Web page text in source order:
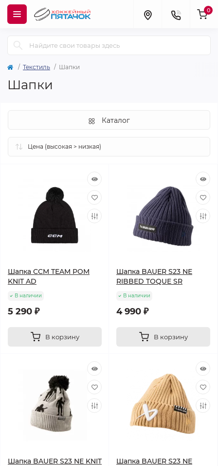
0
Текстиль Шапки
Шапки
Каталог
Шапка CCM TEAM POM
KNIT AD
В наличии
5 290 ₽
В корзину
Шапка BAUER S23 NE
RIBBED TOQUE SR
В наличии
4 990 ₽
В корзину
Шапка BAUER S23 NE KNIT
Шапка BAUER S23 NE